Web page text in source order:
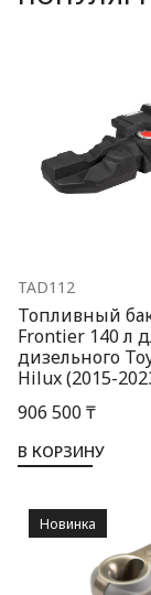
TAD112
Топливный
Frontier 140 л
дизельного
Hilux (2015-
906 500 ₸
В КОРЗИНУ
Новинка